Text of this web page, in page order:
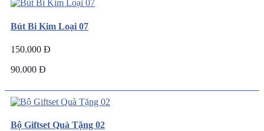
Bút Bi Kim Loại 07
150.000 Đ
90.000 Đ
Bộ Giftset Quà Tặng 02